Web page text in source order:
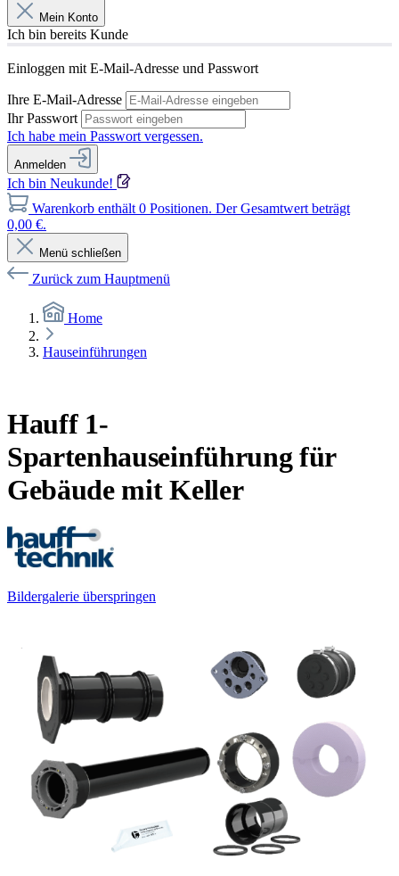
Mein Konto
Ich bin bereits Kunde
Einloggen mit E-Mail-Adresse und Passwort
Ihre E-Mail-Adresse
Ihr Passwort
Ich habe mein Passwort vergessen.
Anmelden
Ich bin Neukunde!
Warenkorb enthält 0 Positionen. Der Gesamtwert beträgt
0,00 €.
Menü schließen
Zurück zum Hauptmenü
Home
Hauseinführungen
Hauff 1-
Spartenhauseinführung für
Gebäude mit Keller
Bildergalerie überspringen